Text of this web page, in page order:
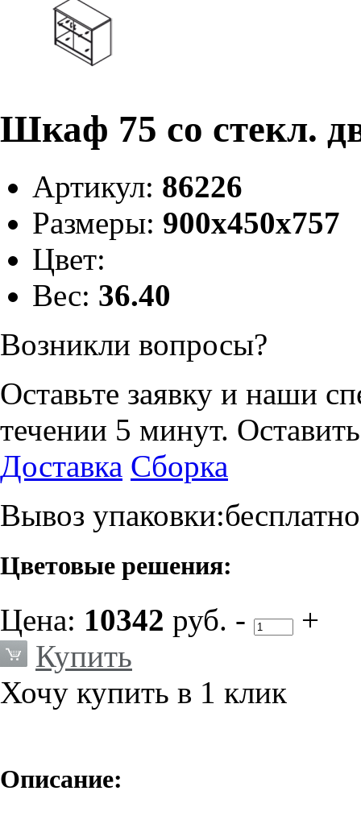
Шкаф 75 со стекл.
Артикул: 86226
Размеры: 900х450х757
Цвет:
Вес: 36.40
Возникли вопросы?
Оставьте заявку и наши
течении 5 минут.
Доставка Сборка
Вывоз упаковки:бесплатно
Цветовые решения:
Цена: 10342 руб. -
+
Купить
Хочу купить в 1 клик
Описание: